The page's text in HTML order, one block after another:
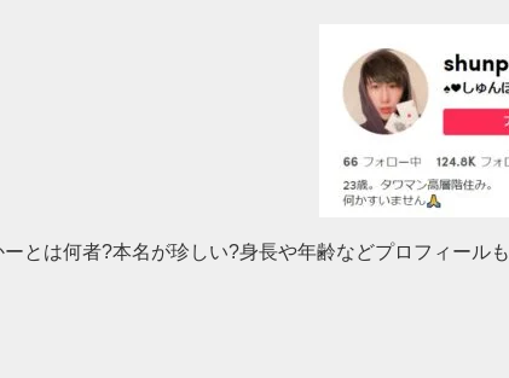
ーとは何者?本名が珍しい?身長や年齢などプロフィールも